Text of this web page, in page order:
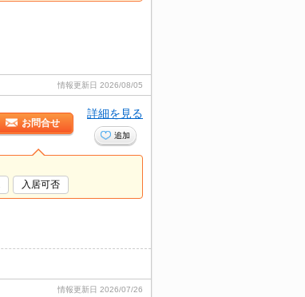
情報更新日 2026/08/05
お問合せ
詳細を見る
追加
入居可否
情報更新日 2026/07/26